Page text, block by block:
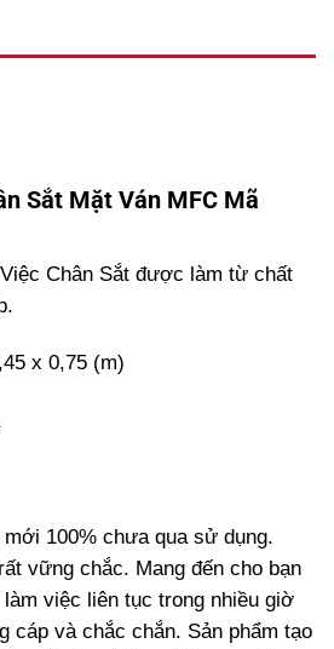
Sắt Mặt Ván MFC Mã
Chân Sắt được làm từ chất
x 0,75 (m)
100% chưa qua sử dụng.
vững chắc. Mang đến cho bạn
việc liên tục trong nhiều giờ
cáp và chắc chắn. Sản phẩm tạo